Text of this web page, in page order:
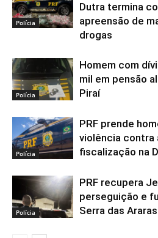
Polícia
Dutra termina
apreensão de
drogas
Polícia
Homem com
mil em pensão
Piraí
Polícia
PRF prende
violência contra
fiscalização na
Polícia
PRF recupera
perseguição e
Serra das Araras